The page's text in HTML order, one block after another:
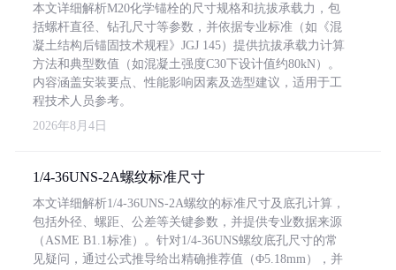
本文详细解析M20化学锚栓的尺寸规格和抗拔承载力，包
括螺杆直径、钻孔尺寸等参数，并依据专业标准（如《混
凝土结构后锚固技术规程》JGJ 145）提供抗拔承载力计算
方法和典型数值（如混凝土强度C30下设计值约80kN）。
内容涵盖安装要点、性能影响因素及选型建议，适用于工
程技术人员参考。
2026年8月4日
1/4-36UNS-2A螺纹标准尺寸
本文详细解析1/4-36UNS-2A螺纹的标准尺寸及底孔计算，
包括外径、螺距、公差等关键参数，并提供专业数据来源
（ASME B1.1标准）。针对1/4-36UNS螺纹底孔尺寸的常
见疑问，通过公式推导给出精确推荐值（Φ5.18mm），并